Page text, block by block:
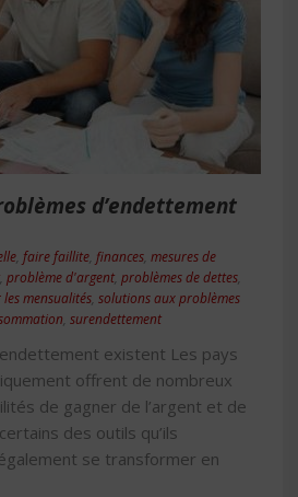
d’endettement
faire faillite finances mesures de
problème d'argent problèmes de dettes
mensualités solutions aux problèmes
surendettement
existent Les pays
offrent de nombreux
de gagner de l’argent et de
des outils qu’ils
se transformer en